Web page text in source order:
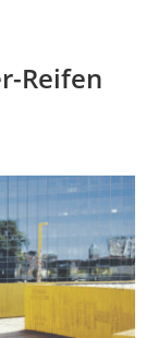
Reifen